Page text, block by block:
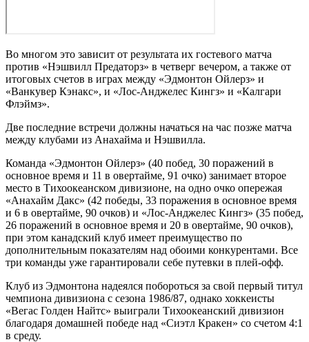
Во многом это зависит от результата их гостевого матча
против «Нэшвилл Предаторз» в четверг вечером, а также от
итоговых счетов в играх между «Эдмонтон Ойлерз» и
«Ванкувер Кэнакс», и «Лос-Анджелес Кингз» и «Калгари
Флэймз».
Две последние встречи должны начаться на час позже матча
между клубами из Анахайма и Нэшвилла.
Команда «Эдмонтон Ойлерз» (40 побед, 30 поражений в
основное время и 11 в овертайме, 91 очко) занимает второе
место в Тихоокеанском дивизионе, на одно очко опережая
«Анахайм Дакс» (42 победы, 33 поражения в основное время
и 6 в овертайме, 90 очков) и «Лос-Анджелес Кингз» (35 побед,
26 поражений в основное время и 20 в овертайме, 90 очков),
при этом канадский клуб имеет преимущество по
дополнительным показателям над обоими конкурентами. Все
три команды уже гарантировали себе путевки в плей-офф.
Клуб из Эдмонтона надеялся побороться за свой первый титул
чемпиона дивизиона с сезона 1986/87, однако хоккеисты
«Вегас Голден Найтс» выиграли Тихоокеанский дивизион
благодаря домашней победе над «Сиэтл Кракен» со счетом 4:1
в среду.